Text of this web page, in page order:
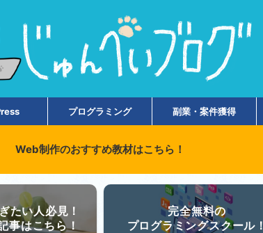
プログラミング 副業・案件獲得
Web制作のおすすめ教材はこちら！
たい人必見！
事はこちら！
完全無料の
プログラミングスクール！